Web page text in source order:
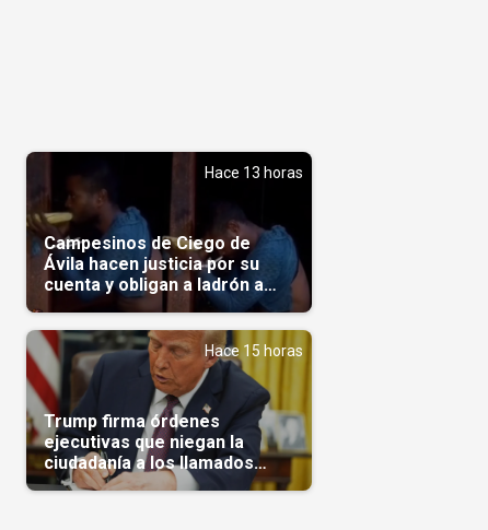
Hace 13 horas
Campesinos de Ciego de
Ávila hacen justicia por su
cuenta y obligan a ladrón a
comerse el maíz robado
(Video)
Hace 15 horas
Trump firma órdenes
ejecutivas que niegan la
ciudadanía a los llamados
'turistas de nacimiento'